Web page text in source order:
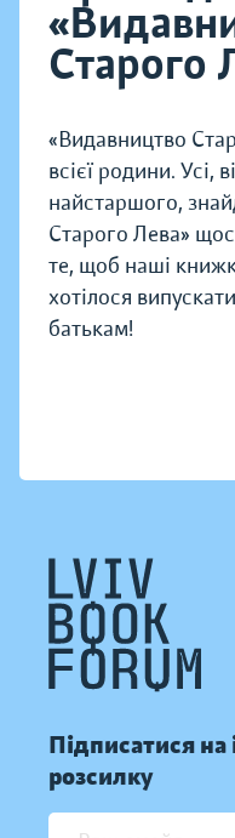
Старого
«Видавництво
всієї родини. Усі,
найстаршого,
Старого Лева»
те, щоб наші
хотілося
батькам!
Підписатися
розсилку